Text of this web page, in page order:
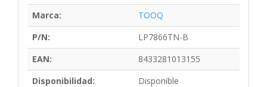
Marca:
TOOQ
P/N:
LP7866TN-B
EAN:
8433281013155
Disponibilidad:
Disponible